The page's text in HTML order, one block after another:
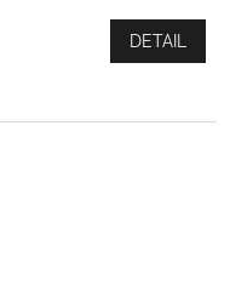
DETAIL